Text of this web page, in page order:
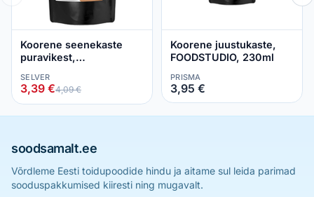
Koorene seenekaste
puravikest,
SELVER
3,39 €4,09 €
Koorene juustukaste,
FOODSTUDIO, 230ml
PRISMA
3,95 €
soodsamalt.ee
Võrdleme Eesti toidupoodide hindu ja aitame sul leida parimad
sooduspakkumised kiiresti ning mugavalt.